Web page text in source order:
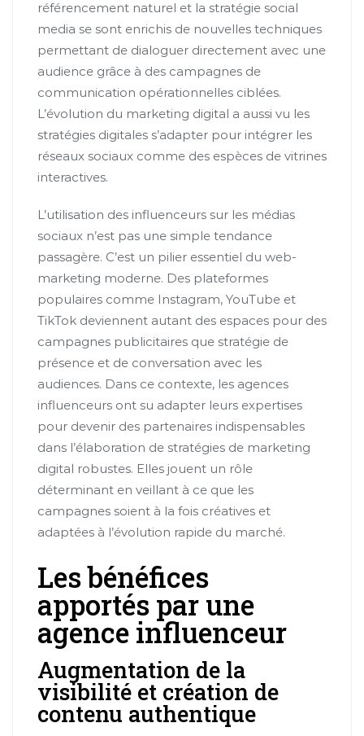
référencement naturel et la stratégie social
media se sont enrichis de nouvelles techniques
permettant de dialoguer directement avec une
audience grâce à des campagnes de
communication opérationnelles ciblées.
L’évolution du marketing digital a aussi vu les
stratégies digitales s’adapter pour intégrer les
réseaux sociaux comme des espèces de vitrines
interactives.
L’utilisation des influenceurs sur les médias
sociaux n’est pas une simple tendance
passagère. C’est un pilier essentiel du web-
marketing moderne. Des plateformes
populaires comme Instagram, YouTube et
TikTok deviennent autant des espaces pour des
campagnes publicitaires que stratégie de
présence et de conversation avec les
audiences. Dans ce contexte, les agences
influenceurs ont su adapter leurs expertises
pour devenir des partenaires indispensables
dans l’élaboration de stratégies de marketing
digital robustes. Elles jouent un rôle
déterminant en veillant à ce que les
campagnes soient à la fois créatives et
adaptées à l’évolution rapide du marché.
Les bénéfices
apportés par une
agence influenceur
Augmentation de la
visibilité et création de
contenu authentique